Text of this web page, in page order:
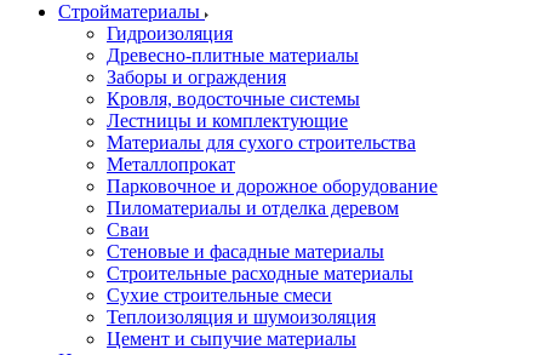
Стройматериалы
Гидроизоляция
Древесно-плитные материалы
Заборы и ограждения
Кровля, водосточные системы
Лестницы и комплектующие
Материалы для сухого строительства
Металлопрокат
Парковочное и дорожное оборудование
Пиломатериалы и отделка деревом
Сваи
Стеновые и фасадные материалы
Строительные расходные материалы
Сухие строительные смеси
Теплоизоляция и шумоизоляция
Цемент и сыпучие материалы